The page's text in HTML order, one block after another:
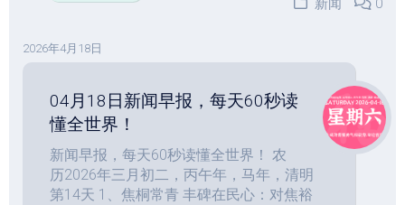
新闻
0
2026年4月18日
04月18日新闻早报，每天60秒读
懂全世界！
新闻早报，每天60秒读懂全世界！ 农
历2026年三月初二，丙午年，马年，清明
第14天 1、焦桐常青 丰碑在民心：对焦裕